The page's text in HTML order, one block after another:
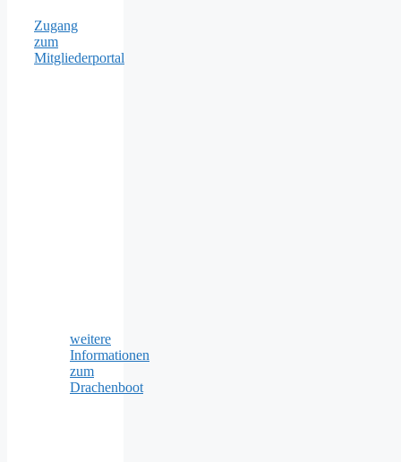
Zugang
zum
Mitgliederportal
weitere
Informationen
zum
Drachenboot